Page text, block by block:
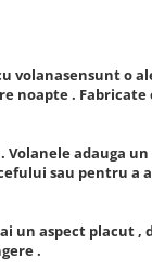
volanasensunt o
noapte .
adauga
sau pentru a
un aspect placut ,
.